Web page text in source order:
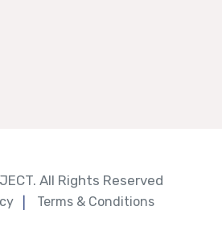
All Rights Reserved
Terms & Conditions